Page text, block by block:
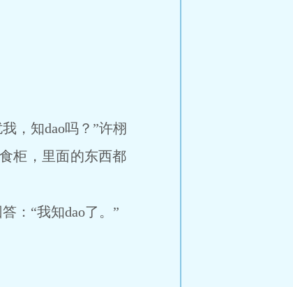
，知dao吗？”许栩
柜，里面的东西都
：“我知dao了。”